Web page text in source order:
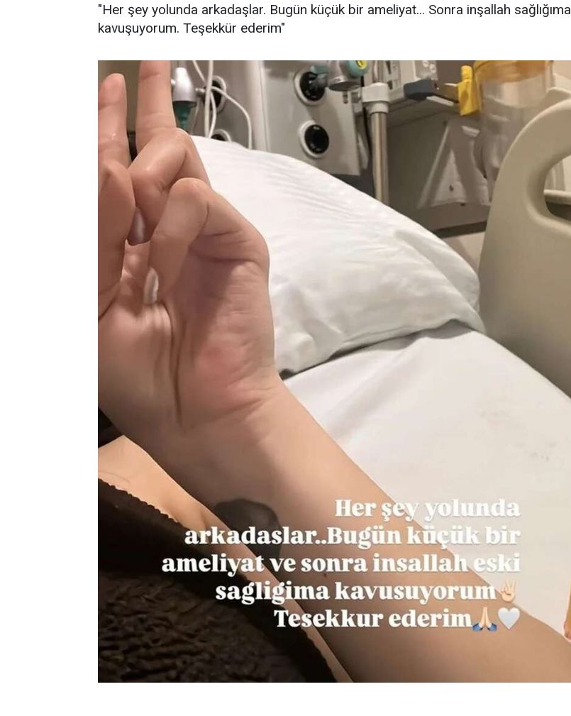
"Her şey yolunda arkadaşlar. Bugün küçük bir ameliyat... Sonra inşallah sağlığıma
kavuşuyorum. Teşekkür ederim"